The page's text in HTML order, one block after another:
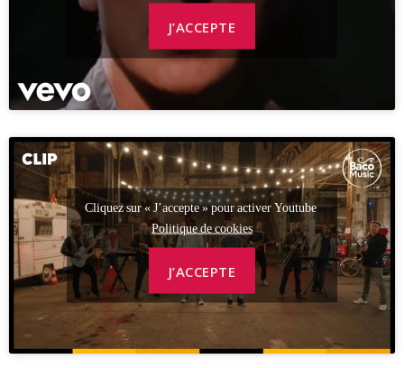
J’ACCEPTE
Cliquez sur « J’accepte » pour activer Youtube
Politique de cookies
J’ACCEPTE